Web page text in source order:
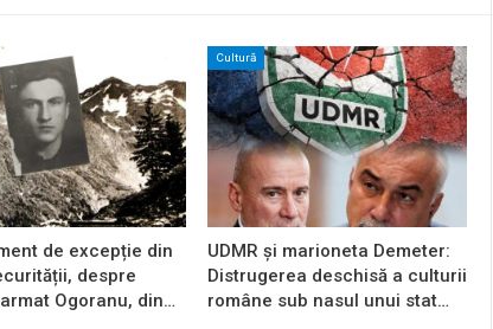
de excepție din
despre
Ogoranu, din…
Cultură
UDMR și marioneta Demeter:
Distrugerea deschisă a culturii
române sub nasul unui stat…